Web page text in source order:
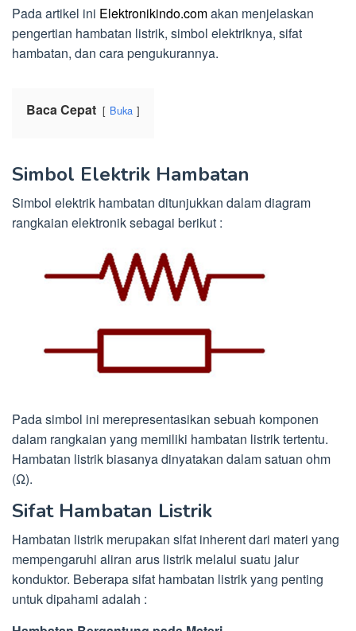
Pada artikel ini Elektronikindo.comakan menjelaskan
pengertian hambatan listrik, simbol elektriknya, sifat
hambatan, dan cara pengukurannya.
Baca Cepat Buka
Simbol Elektrik Hambatan
Simbol elektrik hambatan ditunjukkan dalam diagram
rangkaian elektronik sebagai berikut :
Pada simbol ini merepresentasikan sebuah komponen
dalam rangkaian yang memiliki hambatan listrik tertentu.
Hambatan listrik biasanya dinyatakan dalam satuan ohm
(Ω).
Sifat Hambatan Listrik
Hambatan listrik merupakan sifat inherent dari materi yang
mempengaruhi aliran arus listrik melalui suatu jalur
konduktor. Beberapa sifat hambatan listrik yang penting
untuk dipahami adalah :